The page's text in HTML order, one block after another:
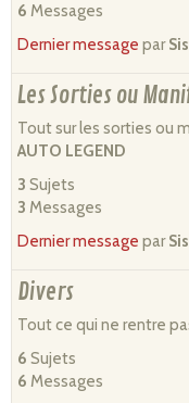
6 Messages
Dernier message par
Les Sorties ou
Tout sur les sorties ou
AUTO LEGEND
3 Sujets
3 Messages
Dernier message par
Divers
Tout ce qui ne rentre
6 Sujets
6 Messages